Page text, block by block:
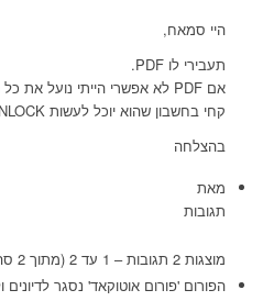
היי סמאח,
תעבירי לו PDF.
קחי בחשבון שהוא יוכל לעשות UNLOCK.
בהצלחה
מאת
תגובות
מוצגות 2 תגובות – 1 עד 2 (מתוך 2 סה״כ)
הפורום 'פורום אוטוקאד' נסגר